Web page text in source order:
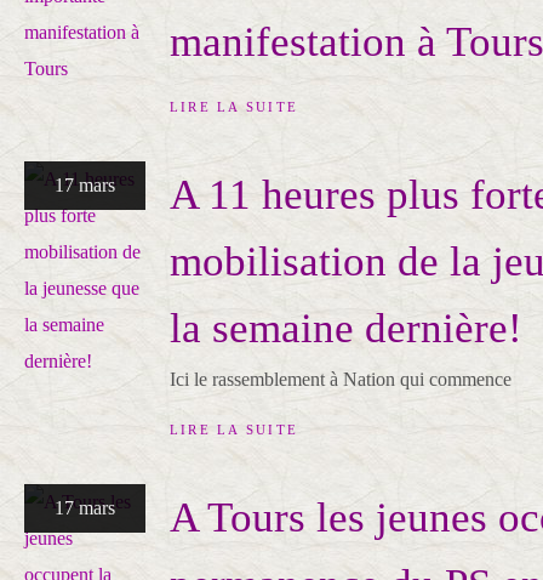
manifestation à Tours
LIRE LA SUITE
17 mars
A 11 heures plus
mobilisation de la
la semaine dernière!
Ici le rassemblement à Nation qui commence
LIRE LA SUITE
17 mars
A Tours les jeunes